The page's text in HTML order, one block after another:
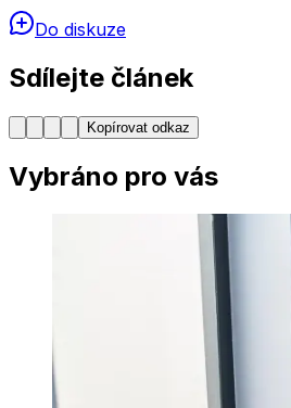
Do diskuze
Sdílejte článek
Kopírovat odkaz
Vybráno pro vás